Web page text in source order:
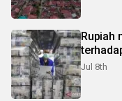
Rupiah
Jul 8th